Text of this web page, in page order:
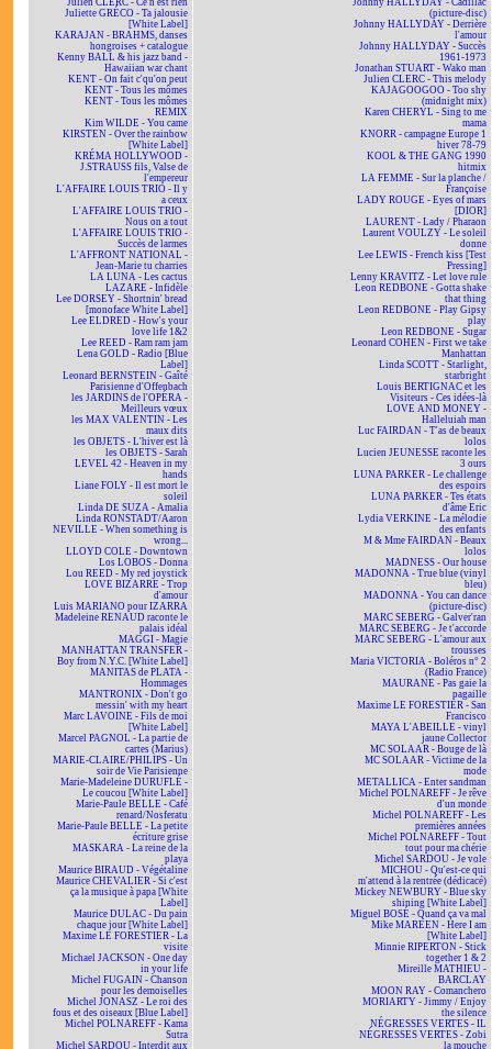
Julien CLERC - Ce n'est rien
Juliette GRÉCO - Ta jalousie
[White Label]
KARAJAN - BRAHMS, danses
hongroises + catalogue
Kenny BALL & his jazz band -
Hawaiian war chant
KENT - On fait c'qu'on peut
KENT - Tous les mômes
KENT - Tous les mômes
REMIX
Kim WILDE - You came
KIRSTEN - Over the rainbow
[White Label]
KRÉMA HOLLYWOOD -
J.STRAUSS fils, Valse de
l'empereur
L'AFFAIRE LOUIS TRIO - Il y
a ceux
L'AFFAIRE LOUIS TRIO -
Nous on a tout
L'AFFAIRE LOUIS TRIO -
Succès de larmes
L'AFFRONT NATIONAL -
Jean-Marie tu charries
LA LUNA - Les cactus
LAZARE - Infidèle
Lee DORSEY - Shortnin' bread
[monoface White Label]
Lee ELDRED - How's your
love life 1&2
Lee REED - Ram ram jam
Lena GOLD - Radio [Blue
Label]
Leonard BERNSTEIN - Gaîté
Parisienne d'Offenbach
les JARDINS de l'OPÉRA -
Meilleurs vœux
les MAX VALENTIN - Les
maux dits
les OBJETS - L'hiver est là
les OBJETS - Sarah
LEVEL 42 - Heaven in my
hands
Liane FOLY - Il est mort le
soleil
Linda DE SUZA - Amalia
Linda RONSTADT/Aaron
NEVILLE - When something is
wrong...
LLOYD COLE - Downtown
Los LOBOS - Donna
Lou REED - My red joystick
LOVE BIZARRE - Trop
d'amour
Luis MARIANO pour IZARRA
Madeleine RENAUD raconte le
palais idéal
MAGGI - Magie
MANHATTAN TRANSFER -
Boy from N.Y.C. [White Label]
MANITAS de PLATA -
Hommages
MANTRONIX - Don't go
messin' with my heart
Marc LAVOINE - Fils de moi
[White Label]
Marcel PAGNOL - La partie de
cartes (Marius)
MARIE-CLAIRE/PHILIPS - Un
soir de Vie Parisienne
Marie-Madeleine DURUFLÉ -
Le coucou [White Label]
Marie-Paule BELLE - Café
renard/Nosferatu
Marie-Paule BELLE - La petite
écriture grise
MASKARA - La reine de la
playa
Maurice BIRAUD - Végétaline
Maurice CHEVALIER - Si c'est
ça la musique à papa [White
Label]
Maurice DULAC - Du pain
chaque jour [White Label]
Maxime LE FORESTIER - La
visite
Michael JACKSON - One day
in your life
Michel FUGAIN - Chanson
pour les demoiselles
Michel JONASZ - Le roi des
fous et des oiseaux [Blue Label]
Michel POLNAREFF - Kama
Sutra
Michel SARDOU - Interdit aux
Johnny HALLYDAY - Cadillac
(picture-disc)
Johnny HALLYDAY - Derrière
l'amour
Johnny HALLYDAY - Succès
1961-1973
Jonathan STUART - Wako man
Julien CLERC - This melody
KAJAGOOGOO - Too shy
(midnight mix)
Karen CHERYL - Sing to me
mama
KNORR - campagne Europe 1
hiver 78-79
KOOL & THE GANG 1990
hitmix
LA FEMME - Sur la planche /
Françoise
LADY ROUGE - Eyes of mars
[DIOR]
LAURENT - Lady / Pharaon
Laurent VOULZY - Le soleil
donne
Lee LEWIS - French kiss [Test
Pressing]
Lenny KRAVITZ - Let love rule
Leon REDBONE - Gotta shake
that thing
Leon REDBONE - Play Gipsy
play
Leon REDBONE - Sugar
Leonard COHEN - First we take
Manhattan
Linda SCOTT - Starlight,
starbright
Louis BERTIGNAC et les
Visiteurs - Ces idées-là
LOVE AND MONEY -
Halleluiah man
Luc FAIRDAN - T'as de beaux
lolos
Lucien JEUNESSE raconte les
3 ours
LUNA PARKER - Le challenge
des espoirs
LUNA PARKER - Tes états
d'âme Eric
Lydia VERKINE - La mélodie
des enfants
M & Mme FAIRDAN - Beaux
lolos
MADNESS - Our house
MADONNA - True blue (vinyl
bleu)
MADONNA - You can dance
(picture-disc)
MARC SEBERG - Galver'ran
MARC SEBERG - Je t'accorde
MARC SEBERG - L'amour aux
trousses
Maria VICTORIA - Boléros n° 2
(Radio France)
MAURANE - Pas gaie la
pagaille
Maxime LE FORESTIER - San
Francisco
MAYA L'ABEILLE - vinyl
jaune Collector
MC SOLAAR - Bouge de là
MC SOLAAR - Victime de la
mode
METALLICA - Enter sandman
Michel POLNAREFF - Je rêve
d'un monde
Michel POLNAREFF - Les
premières années
Michel POLNAREFF - Tout
tout pour ma chérie
Michel SARDOU - Je vole
MICHOU - Qu'est-ce qui
m'attend à la rentrée (dédicacé)
Mickey NEWBURY - Blue sky
shining [White Label]
Miguel BOSÉ - Quand ça va mal
Mike MAREEN - Here I am
[White Label]
Minnie RIPERTON - Stick
together 1 & 2
Mireille MATHIEU -
BARCLAY
MOON RAY - Comanchero
MORIARTY - Jimmy / Enjoy
the silence
NÉGRESSES VERTES - IL
NÉGRESSES VERTES - Zobi
la mouche